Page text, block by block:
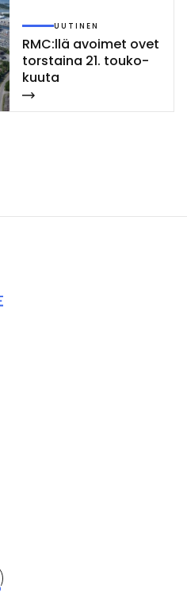
UUTINEN
RMC:llä avoi­met ovet
tors­tai­na 21. tou­ko­
kuu­ta